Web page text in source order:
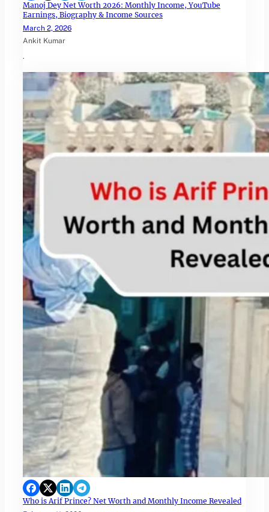
Manoj Dey Net Worth 2026: Monthly Income, YouTube
Earnings, Biography & Income Sources
March 2, 2026
Ankit Kumar
.
Who is Arif Prince? Net Worth and Monthly Income Revealed